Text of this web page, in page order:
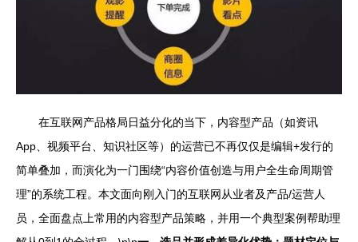
在互联网产品格局日益分化的当下，内容型产品（如资讯
App、视频平台、知识社区等）的运营已不再仅仅是编辑+发行的
简单叠加，而演化为一门围绕“内容价值创造与用户全生命周期管
理”的系统工程。本文面向刚入门的互联网从业者及产品/运营人
员，全面盘点上常用的内容型产品策略，并用一个典型案例帮助理